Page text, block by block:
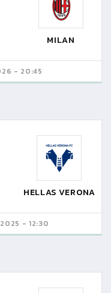
MILAN
- 20:45
HELLAS VERONA
2025 - 12:30